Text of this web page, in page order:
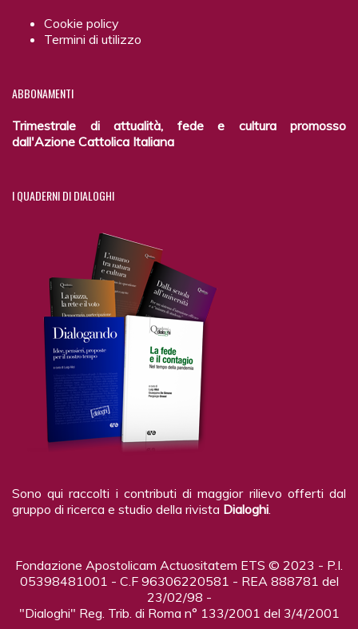
Cookie policy
Termini di utilizzo
ABBONAMENTI
Trimestrale di attualità, fede e cultura promosso
dall'Azione Cattolica Italiana
IQUADERNI DI DIALOGHI
Sono qui raccolti i contributi di maggior rilievo offerti dal
gruppo di ricerca e studio della rivista Dialoghi
Fondazione Apostolicam Actuositatem ETS © 2023 - P.I.
05398481001 - C.F 96306220581 - REA 888781 del
23/02/98 -
"Dialoghi" Reg. Trib. di Roma n° 133/2001 del 3/4/2001